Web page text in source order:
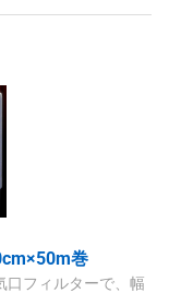
巻
口フィルターで、幅